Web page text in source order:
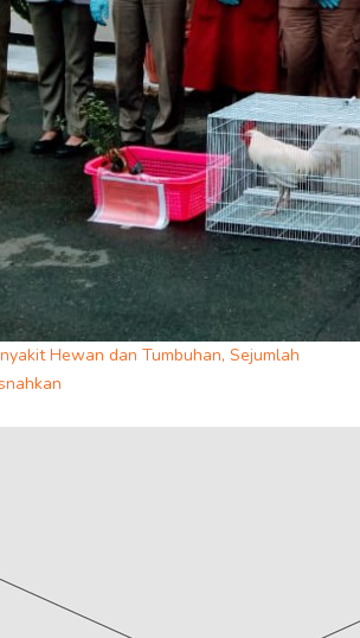
Hewan dan Tumbuhan, Sejumlah